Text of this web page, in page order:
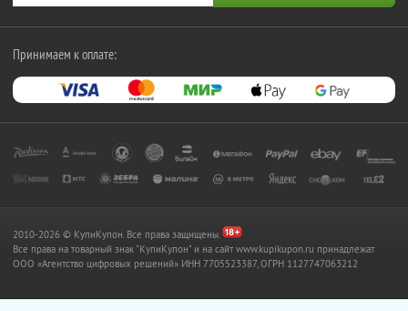
Принимаем к оплате:
2010-2026 © КупиКупон. Все права защищены.
Все права на товарный знак "КупиКупон" и на сайт www.kupikupon.ru принадлежат
OOO «Агентство цифровых решений» ИНН 7705523387, ОГРН 1127747063212